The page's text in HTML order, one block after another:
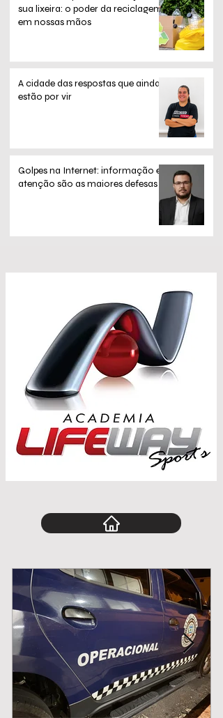
sua lixeira: o poder da reciclagem
em nossas mãos
A cidade das respostas que ainda
estão por vir
Golpes na Internet: informação e
atenção são as maiores defesas